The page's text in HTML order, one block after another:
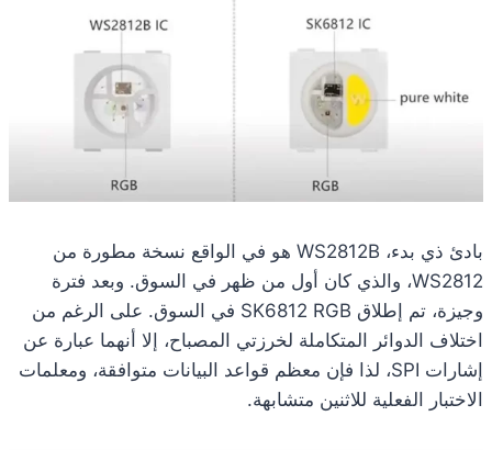
بادئ ذي بدء، WS2812B هو في الواقع نسخة مطورة من
WS2812، والذي كان أول من ظهر في السوق. وبعد فترة
وجيزة، تم إطلاق SK6812 RGB في السوق. على الرغم من
اختلاف الدوائر المتكاملة لخرزتي المصباح، إلا أنهما عبارة عن
إشارات SPI، لذا فإن معظم قواعد البيانات متوافقة، ومعلمات
الاختبار الفعلية للاثنين متشابهة.